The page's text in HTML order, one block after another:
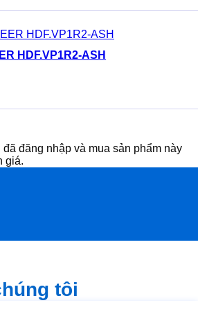
HDF.VP1R2-ASH
đăng nhập và mua sản phẩm này
giá.
tôi